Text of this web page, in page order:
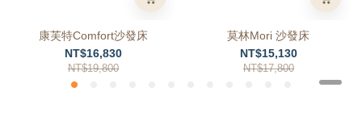
康芙特Comfort沙發床
NT$16,830
NT$19,800
莫林Mori 沙發床
NT$15,130
NT$17,800